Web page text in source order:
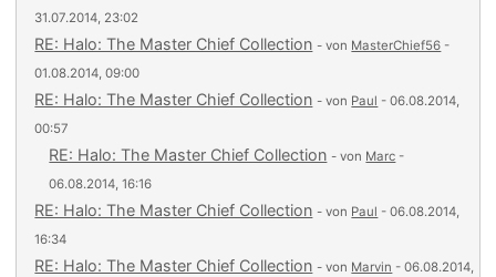
31.07.2014, 23:02
RE: Halo: The Master Chief Collection - von MasterChief56 -
01.08.2014, 09:00
RE: Halo: The Master Chief Collection - von Paul - 06.08.2014,
00:57
RE: Halo: The Master Chief Collection - von Marc -
06.08.2014, 16:16
RE: Halo: The Master Chief Collection - von Paul - 06.08.2014,
16:34
RE: Halo: The Master Chief Collection - von Marvin - 06.08.2014,